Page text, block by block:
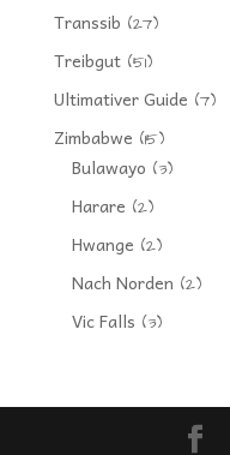
Transsib (27)
Treibgut(51)
Ultimativer Guide (7)
Zimbabwe (15)
Bulawayo (3)
Harare (2)
Hwange (2)
Nach Norden (2)
Vic Falls (3)